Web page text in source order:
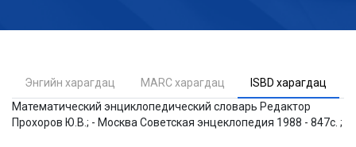
Энгийн харагдац MARC харагдац
ISBD харагдац
Математический энциклопедический словарь Редактор
Прохоров Ю.В.; - Москва Советская энцеклопедия 1988 - 847с. ;